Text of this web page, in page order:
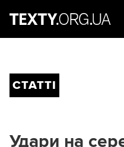
СТАТТІ
Удари на